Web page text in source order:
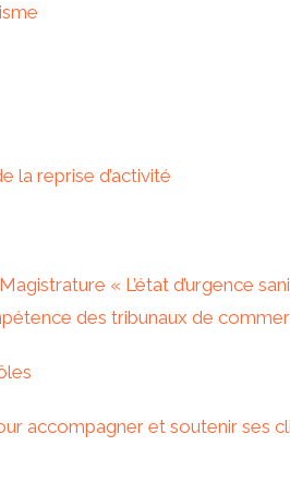
la reprise d’activité
« L’état d’urgence
des tribunaux de
accompagner et soutenir ses